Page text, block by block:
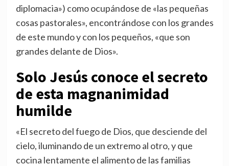
diplomacia») como ocupándose de «las pequeñas
cosas pastorales», encontrándose con los grandes
de este mundo y con los pequeños, «que son
grandes delante de Dios».
Solo Jesús conoce el secreto
de esta magnanimidad
humilde
«El secreto del fuego de Dios, que desciende del
cielo, iluminando de un extremo al otro, y que
cocina lentamente el alimento de las familias